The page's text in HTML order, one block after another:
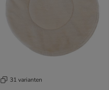
31 varianten